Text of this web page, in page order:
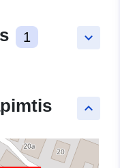
keyboard_arrow_down
1
keyboard_arrow_up